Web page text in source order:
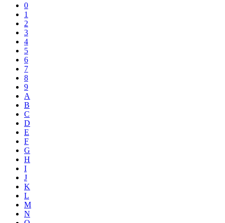
0
1
2
3
4
5
6
7
8
9
A
B
C
D
E
F
G
H
I
J
K
L
M
N